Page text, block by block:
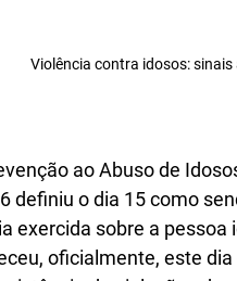
Violência contra idosos: sinais
ao Abuso de
definiu o dia 15 como
exercida sobre a pessoa
oficialmente, este